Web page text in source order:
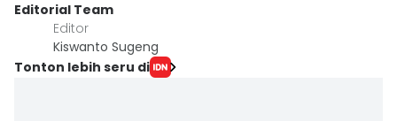
Editorial Team
Editor
Kiswanto Sugeng
Tonton lebih seru di